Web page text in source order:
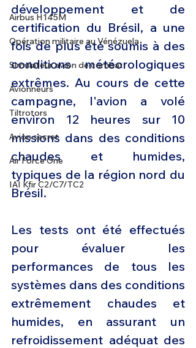
Airbus H145M
Opération militaire au Vénézuela
Simulateur avion de combat
Avionneurs
Tiltrotors
Avion secret
Air Force One
IAI Kfir C2/C7/TC2
développement et de
certification du Brésil, a une
fois de plus été soumis à des
conditions météorologiques
extrêmes. Au cours de cette
campagne, l'avion a volé
environ 12 heures sur 10
missions dans des conditions
chaudes et humides,
typiques de la région nord du
Brésil.
Les tests ont été effectués
pour évaluer les
performances de tous les
systèmes dans des conditions
extrêmement chaudes et
humides, en assurant un
refroidissement adéquat des